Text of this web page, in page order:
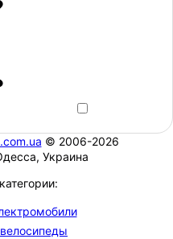
© 2006-2026
Украина